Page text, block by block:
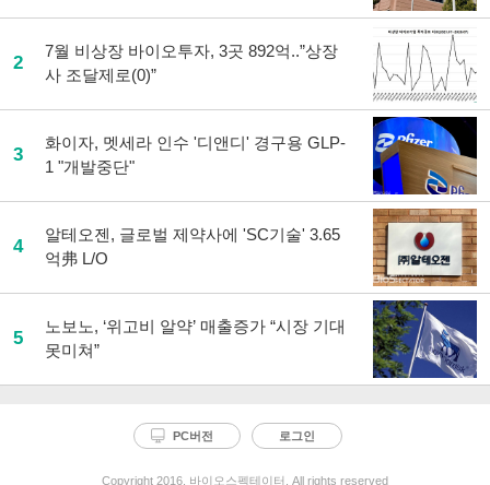
2
7월 비상장 바이오투자, 3곳 892억..”상장
사 조달제로(0)”
3
화이자, 멧세라 인수 '디앤디' 경구용 GLP-
1 "개발중단"
4
알테오젠, 글로벌 제약사에 'SC기술' 3.65
억弗 L/O
5
노보노, ‘위고비 알약’ 매출증가 “시장 기대
못미쳐”
PC버전 로그인
Copyright 2016. 바이오스펙테이터. All rights reserved